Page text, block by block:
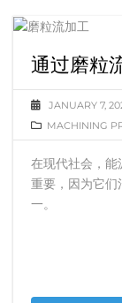
通过磨粒
JANUARY 7,
MACHINING
在现代社会，能
重要，因为它们
一。